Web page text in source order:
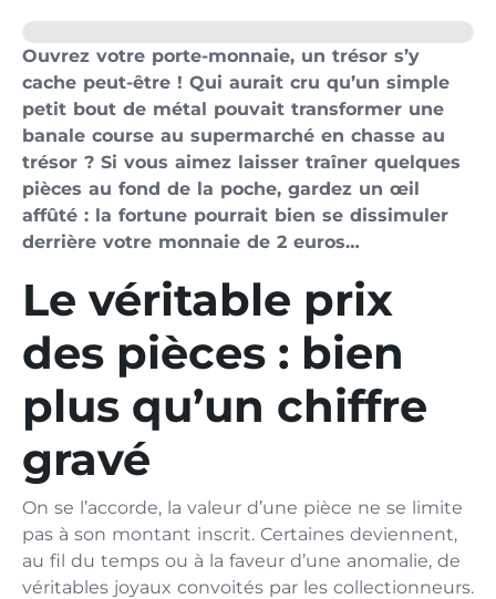
Ouvrez votre porte-monnaie, un trésor s’y
cache peut-être ! Qui aurait cru qu’un simple
petit bout de métal pouvait transformer une
banale course au supermarché en chasse au
trésor ? Si vous aimez laisser traîner quelques
pièces au fond de la poche, gardez un œil
affûté : la fortune pourrait bien se dissimuler
derrière votre monnaie de 2 euros…
Le véritable prix
des pièces : bien
plus qu’un chiffre
gravé
On se l’accorde, la valeur d’une pièce ne se limite
pas à son montant inscrit. Certaines deviennent,
au fil du temps ou à la faveur d’une anomalie, de
véritables joyaux convoités par les collectionneurs.